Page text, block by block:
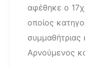
αφέθηκε ο
οποίος
συμμαθήτριας
Αρνούμενος